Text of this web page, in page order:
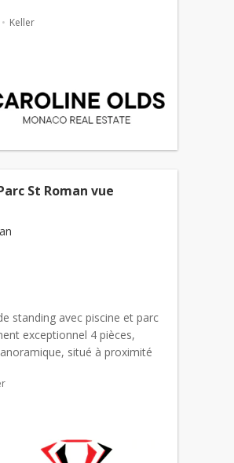
Keller
St Roman vue
standing avec piscine et parc
exceptionnel 4 pièces,
situé à proximité